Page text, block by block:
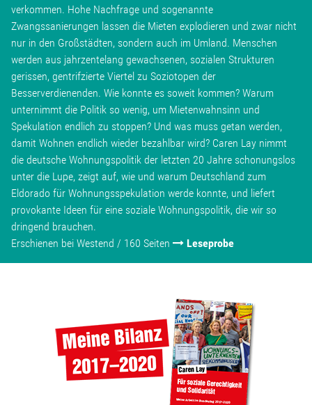
Über mich
Lebenslauf
Wohnopoly
Das Buch
Leseprobe
verkommen. Hohe Nachfrage und sogenannte
Zwangssanierungen lassen die Mieten explodieren und zwar nicht
nur in den Großstädten, sondern auch im Umland. Menschen
werden aus jahrzentelang gewachsenen, sozialen Strukturen
gerissen, gentrifzierte Viertel zu Soziotopen der
Besserverdienenden. Wie konnte es soweit kommen? Warum
unternimmt die Politik so wenig, um Mietenwahnsinn und
Spekulation endlich zu stoppen? Und was muss getan werden,
damit Wohnen endlich wieder bezahlbar wird? Caren Lay nimmt
die deutsche Wohnungspolitik der letzten 20 Jahre schonungslos
unter die Lupe, zeigt auf, wie und warum Deutschland zum
Eldorado für Wohnungsspekulation werde konnte, und liefert
provokante Ideen für eine soziale Wohnungspolitik, die wir so
dringend brauchen.
Erschienen bei Westend / 160 Seiten
Leseprobe